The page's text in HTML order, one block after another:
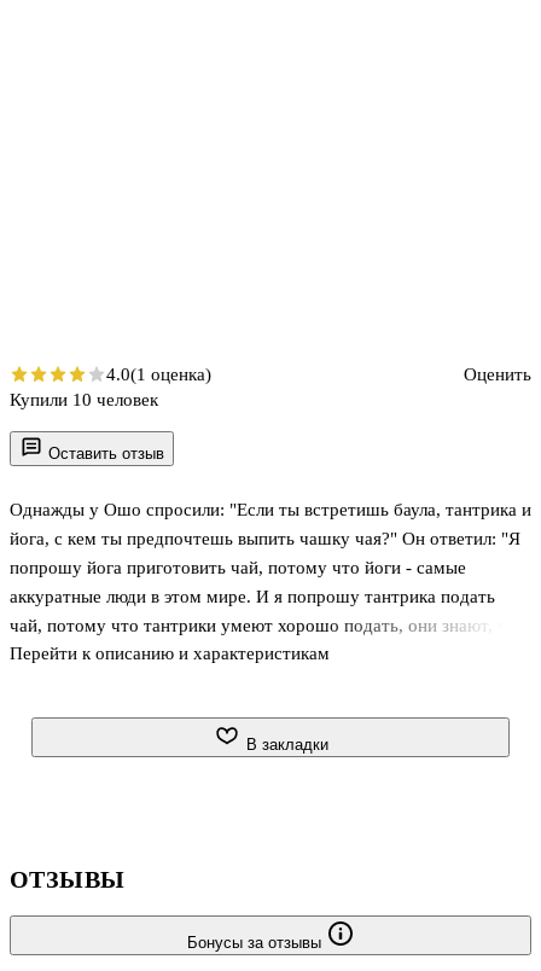
Оставить отзыв
Однажды у Ошо спросили: "Если ты встретишь баула, тантрика и
йога, с кем ты предпочтешь выпить чашку чая?" Он ответил: "Я
попрошу йога приготовить чай, потому что йоги - самые
аккуратные люди в этом мире. И я попрошу тантрика подать
чай, потому что тантрики умеют хорошо подать, они знают, что
такое церемония. Но пить чай я буду с баулом". Кто такие баулы?
как получилось, что великий Мастер сам захотел стать баулом -
Перейти к описанию и характеристикам
4.0(1 оценка)
Оценить
Купили 10 человек
В закладки
ОТЗЫВЫ
Бонусы за отзывы